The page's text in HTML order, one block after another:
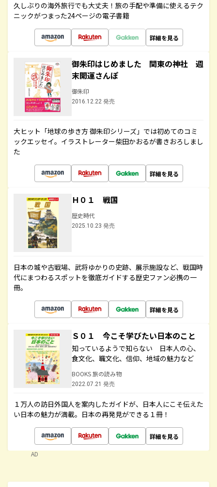
久しぶりの海外旅行でも大丈夫！旅の手配や準備に使えるテク
ニックがつまった24ページの電子書籍
詳細を見る
御朱印はじめました 関東の神社 週
末開運さんぽ
御朱印
2016.12.22 発売
大ヒット「地球の歩き方 御朱印シリーズ」では初めてのコミ
ックエッセイ。イラストレーター柴田かおるが書きおろしまし
た
詳細を見る
Ｈ０１ 戦国
歴史時代
2025.10.23 発売
日本の城や古戦場、武将ゆかりの史跡、展示施設など、戦国時
代にまつわるスポットを徹底ガイドする歴史ファン必携の一
冊。
詳細を見る
Ｓ０１ 今こそ学びたい日本のこと
知っているようで知らない 日本人の心、
食文化、職文化、信仰、地域の魅力など
BOOKS 旅の読み物
2022.07.21 発売
１万人の訪日外国人を案内したガイドが、日本人にこそ伝えた
い日本の魅力が満載。日本の再発見ができる１冊！
詳細を見る
AD